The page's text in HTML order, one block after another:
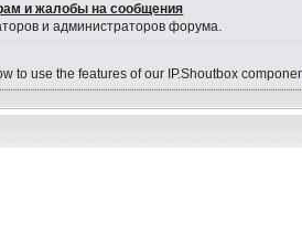
и жалобы на сообщения
и администраторов форума.
to use the features of our IP.Shoutbox